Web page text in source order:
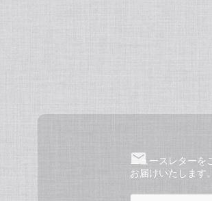
ニュースレター
お届けいたします。